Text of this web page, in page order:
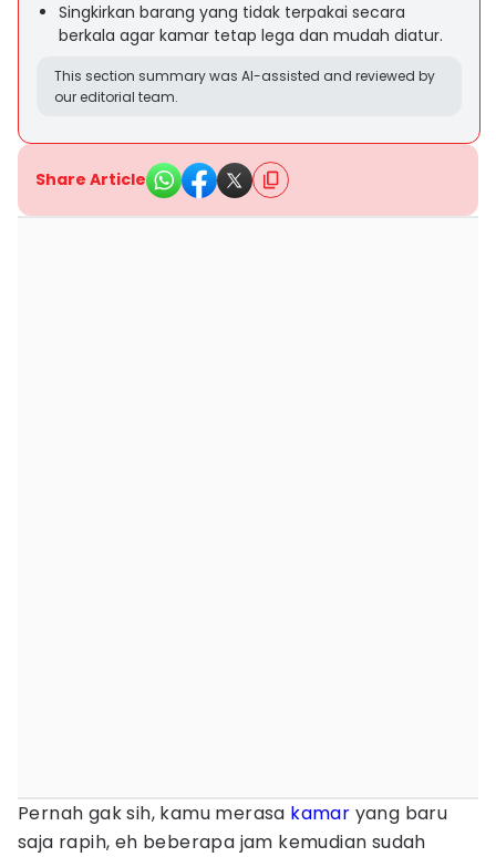
Singkirkan barang yang tidak terpakai secara
berkala agar kamar tetap lega dan mudah diatur.
This section summary was AI-assisted and reviewed by
our editorial team.
Share Article
Pernah gak sih, kamu merasa kamar yang baru
saja rapih, eh beberapa jam kemudian sudah